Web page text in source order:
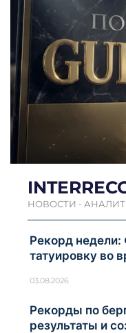
НОВОСТИ -
Рекорд недели:
татуировку во
03.08.2026
Рекорды по
результаты и